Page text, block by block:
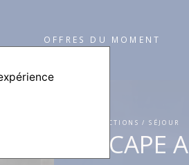
OFFRES DU MOMENT
COLLECTIONS / SÉJOUR
ESCAPE A